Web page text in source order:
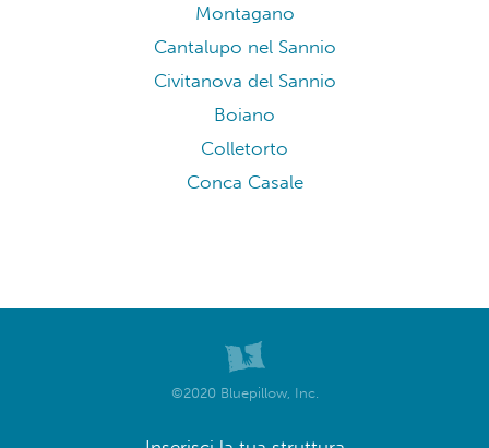
Montagano
Cantalupo nel Sannio
Civitanova del Sannio
Boiano
Colletorto
Conca Casale
©2020 Bluepillow, Inc.